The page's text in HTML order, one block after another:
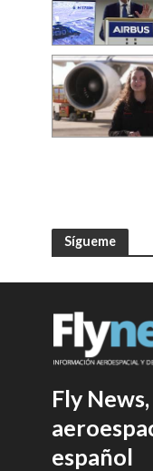
Sígueme
Fly
español